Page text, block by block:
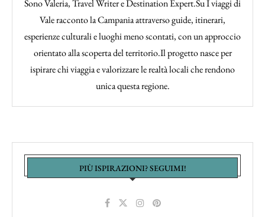
Sono Valeria, Travel Writer e Destination Expert.Su I viaggi di
Vale racconto la Campania attraverso guide, itinerari,
esperienze culturali e luoghi meno scontati, con un approccio
orientato alla scoperta del territorio.Il progetto nasce per
ispirare chi viaggia e valorizzare le realtà locali che rendono
unica questa regione.
PIÙ ISPIRAZIONI? SEGUIMI!